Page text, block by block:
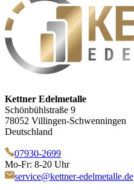
Kettner Edelmetalle
Schönbühlstraße 9
78052 Villingen-Schwenningen
Deutschland
07930-2699
Mo-Fr: 8-20 Uhr
service@kettner-edelmetalle.de